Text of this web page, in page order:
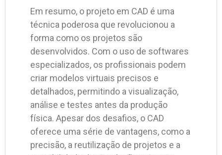
Em resumo, o projeto em CAD é uma
técnica poderosa que revolucionou a
forma como os projetos são
desenvolvidos. Com o uso de softwares
especializados, os profissionais podem
criar modelos virtuais precisos e
detalhados, permitindo a visualização,
análise e testes antes da produção
física. Apesar dos desafios, o CAD
oferece uma série de vantagens, como a
precisão, a reutilização de projetos e a